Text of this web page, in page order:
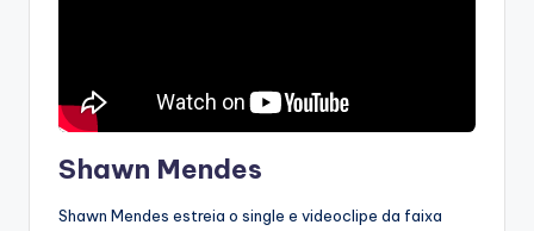
Shawn Mendes
Shawn Mendes estreia o single e videoclipe da faixa